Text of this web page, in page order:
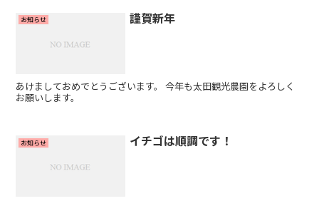
お知らせ 謹賀新年
あけましておめでとうございます。 今年も太田観光農園をよろしく
お願いします。
お知らせ イチゴは順調です！